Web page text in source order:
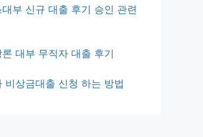
대부 신규 대출 후기 승인 관련
대부 무직자 대출 후기
비상금대출 신청 하는 방법